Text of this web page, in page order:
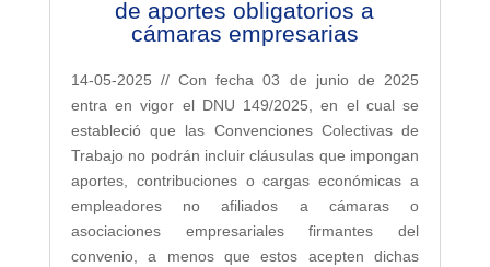
de aportes obligatorios a
cámaras empresarias
14-05-2025 // Con fecha 03 de junio de 2025
entra en vigor el DNU 149/2025, en el cual se
estableció que las Convenciones Colectivas de
Trabajo no podrán incluir cláusulas que impongan
aportes, contribuciones o cargas económicas a
empleadores no afiliados a cámaras o
asociaciones empresariales firmantes del
convenio, a menos que estos acepten dichas